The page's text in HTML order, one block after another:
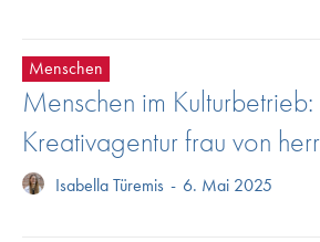
Menschen
Menschen im Kulturbetrieb:
Kreativagentur frau von
Isabella Türemis - 6. Mai 2025